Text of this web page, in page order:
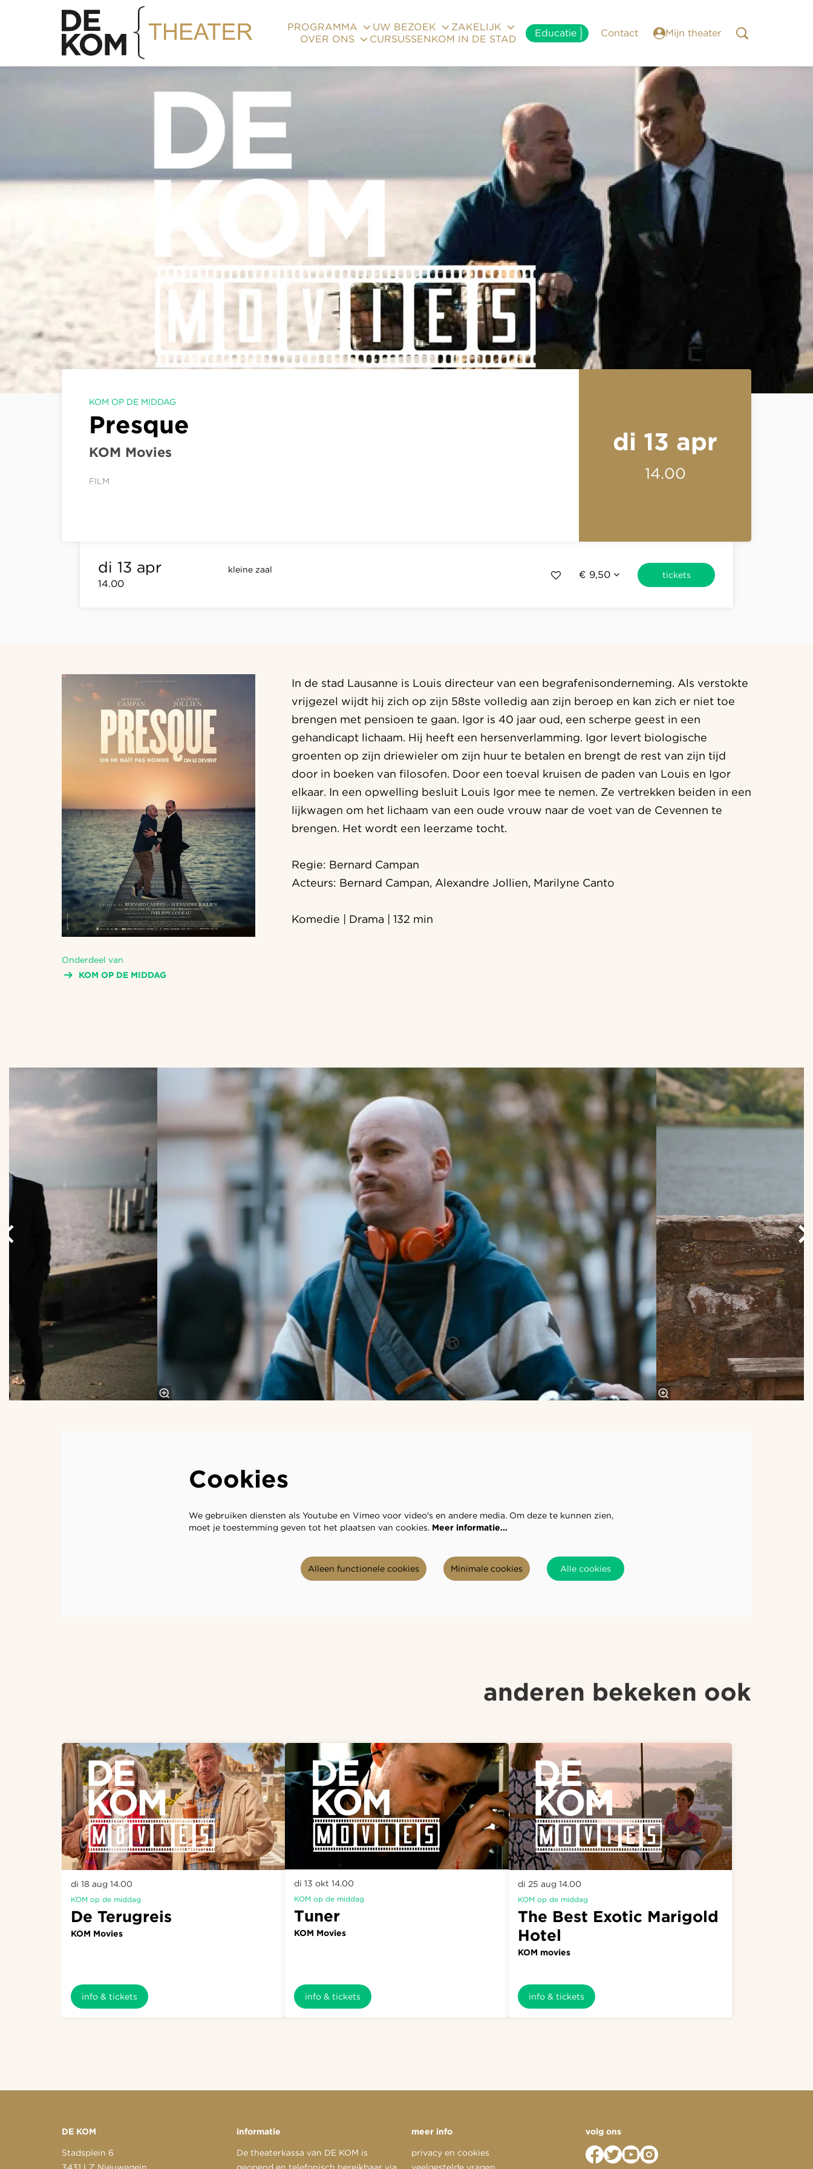
PROGRAMMA UW BEZOEK
ZAKELIJK
OVER ONS
CURSUSSENKOM IN DE STAD
Educatie Contact Mijn theater
Presque
KOM Movies
KOM OP DE MIDDAG
FILM
di 13 apr
14.00
di 13 apr
14.00
kleine zaal € 9,50 tickets
In de stad Lausanne is Louis directeur van een begrafenisonderneming. Als verstokte
vrijgezel wijdt hij zich op zijn 58ste volledig aan zijn beroep en kan zich er niet toe
brengen met pensioen te gaan. Igor is 40 jaar oud, een scherpe geest in een
gehandicapt lichaam. Hij heeft een hersenverlamming. Igor levert biologische
groenten op zijn driewieler om zijn huur te betalen en brengt de rest van zijn tijd
door in boeken van filosofen. Door een toeval kruisen de paden van Louis en Igor
elkaar. In een opwelling besluit Louis Igor mee te nemen. Ze vertrekken beiden in een
lijkwagen om het lichaam van een oude vrouw naar de voet van de Cevennen te
brengen. Het wordt een leerzame tocht.
Regie: Bernard Campan
Acteurs: Bernard Campan, Alexandre Jollien, Marilyne Canto
Komedie | Drama | 132 min
Onderdeel van
KOM OP DE MIDDAG
Inzoomen
Cookies
We gebruiken diensten als Youtube en Vimeo voor video's en andere media. Om deze te kunnen zien,
moet je toestemming geven tot het plaatsen van cookies. Meer informatie…
Alleen functionele cookies Minimale cookies Alle cookies
anderen bekeken ook
De Terugreis
KOM Movies
KOM op de middag
di 18 aug 14.00
info & tickets
Tuner
KOM Movies
KOM op de middag
di 13 okt14.00
info & tickets
The Best Exotic Marigold
Hotel
KOM movies
KOM op de middag
di 25 aug 14.00
info & tickets
DE KOM
Stadsplein 6
3431 LZ Nieuwegein
informatie
De theaterkassa van DE KOM is
geopend en telefonisch bereikbaar via
meer info
privacy en cookies
veelgestelde vragen
volg ons